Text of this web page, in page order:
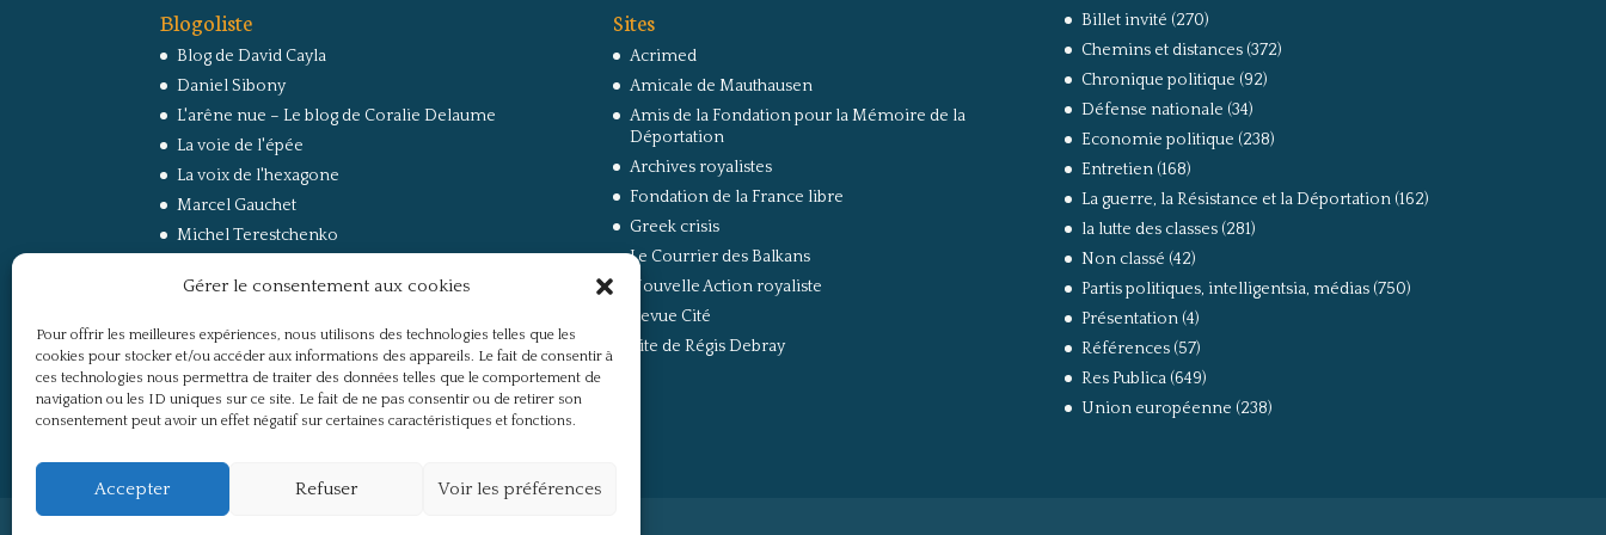
Gérer le consentement aux cookies
Pour offrir les meilleures expériences, nous utilisons des technologies telles que les
cookies pour stocker et/ou accéder aux informations des appareils. Le fait de consentir à
ces technologies nous permettra de traiter des données telles que le comportement de
navigation ou les ID uniques sur ce site. Le fait de ne pas consentir ou de retirer son
consentement peut avoir un effet négatif sur certaines caractéristiques et fonctions.
Accepter Refuser Voir les préférences
Blogoliste
Blog de David Cayla
Daniel Sibony
L'arêne nue – Le blog de Coralie Delaume
La voie de l'épée
La voix de l'hexagone
Marcel Gauchet
Michel Terestchenko
RussEurope – Le Carnet de Jacques Sapir sur la
Secret Défense
Un regard sur la Russie
Sites
Acrimed
Amicale de Mauthausen
Amis de la Fondation pour la Mémoire de la
Déportation
Archives royalistes
Fondation de la France libre
Greek crisis
Le Courrier des Balkans
Nouvelle Action royaliste
Revue Cité
Site de Régis Debray
Billet invité (270)
Chemins et distances(372)
Chronique politique (92)
Défense nationale (34)
Economie politique (238)
Entretien(168)
La guerre, la Résistance et la Déportation(162)
la lutte des classes(281)
Non classé (42)
Partis politiques, intelligentsia, médias(750)
Présentation(4)
Références(57)
Res Publica(649)
Union européenne (238)